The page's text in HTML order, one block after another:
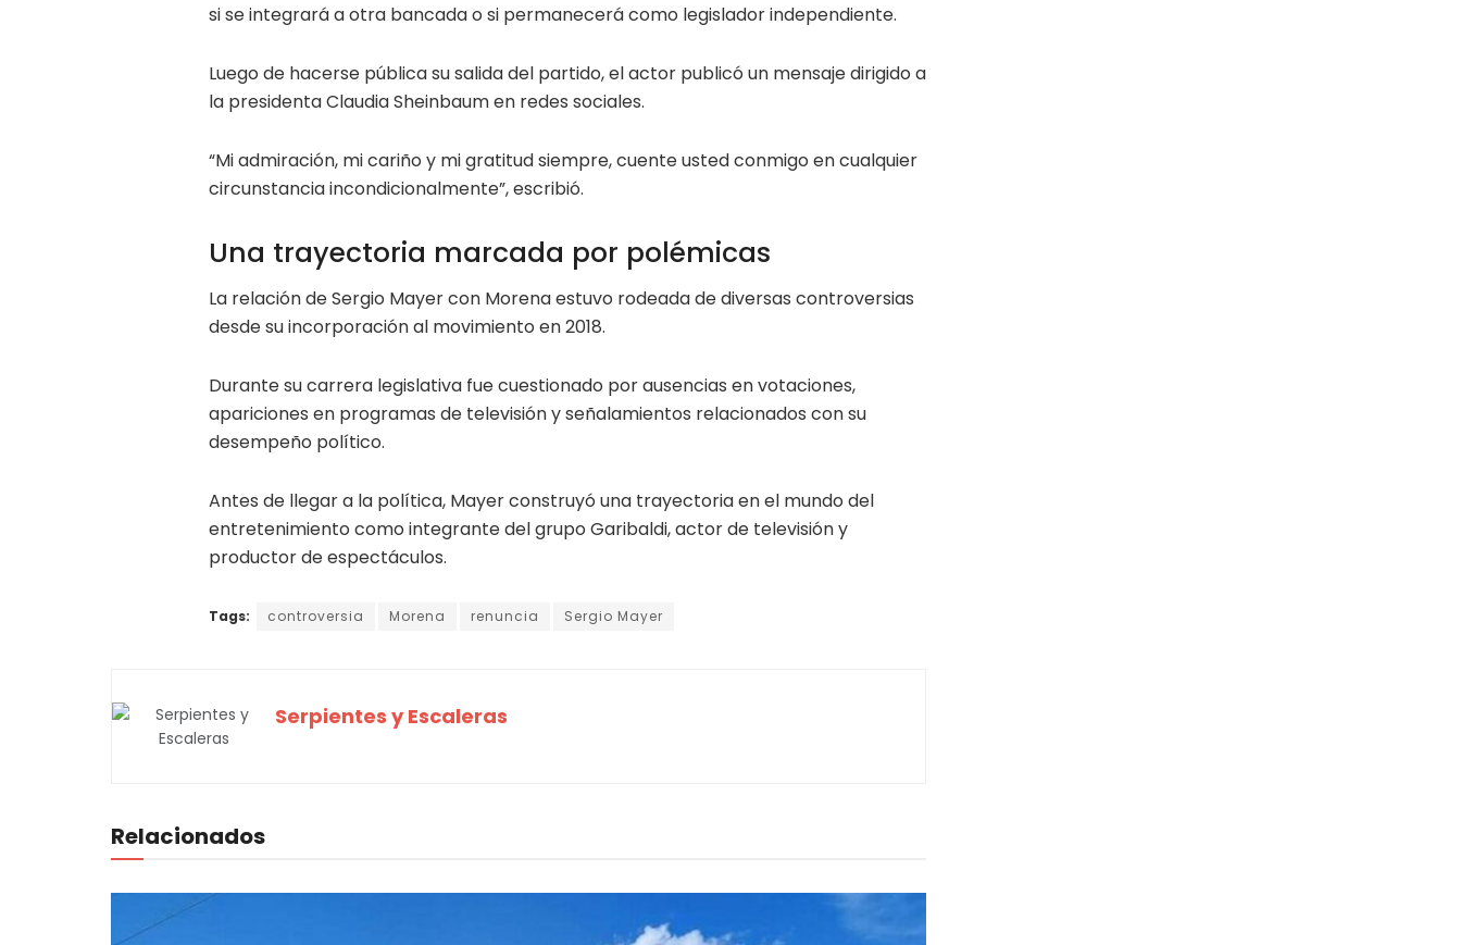
si se integrará a otra bancada o si permanecerá como legislador independiente.
Luego de hacerse pública su salida del partido, el actor publicó un mensaje dirigido a
la presidenta Claudia Sheinbaum en redes sociales.
“Mi admiración, mi cariño y mi gratitud siempre, cuente usted conmigo en cualquier
circunstancia incondicionalmente”, escribió.
Una trayectoria marcada por polémicas
La relación de Sergio Mayer con Morena estuvo rodeada de diversas controversias
desde su incorporación al movimiento en 2018.
Durante su carrera legislativa fue cuestionado por ausencias en votaciones,
apariciones en programas de televisión y señalamientos relacionados con su
desempeño político.
Antes de llegar a la política, Mayer construyó una trayectoria en el mundo del
entretenimiento como integrante del grupo Garibaldi, actor de televisión y
productor de espectáculos.
Tags: controversia Morena renuncia Sergio Mayer
Serpientes y Escaleras
Relacionados